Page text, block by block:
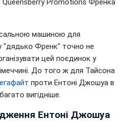
машиною для
"дядько Френк" точно не
цей поєдинок у
До того ж для Тайсона
проти Ентоні Джошуа в
вигідніше.
Ентоні Джошуа